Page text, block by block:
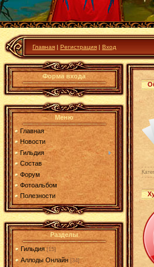
Главная | Регистрация | Вход
Форма входа
Меню
Главная
Новости
Гильдия
Состав
Форум
Фотоальбом
Полезности
Разделы
Гильдия [15]
Аллоды Онлайн [34]